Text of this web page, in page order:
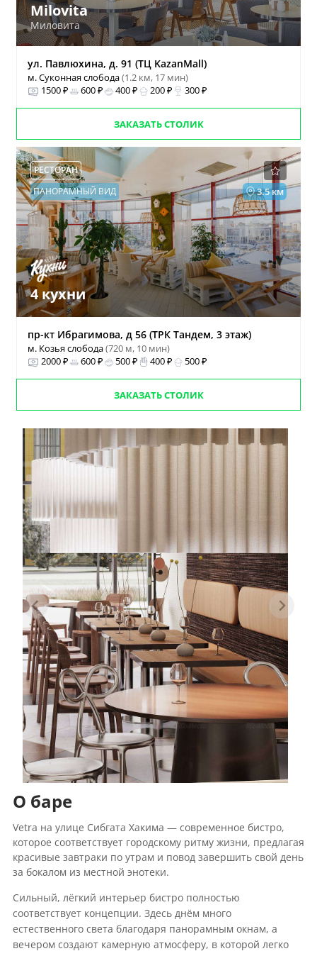
Milovita
Миловита
ул. Павлюхина, д. 91 (ТЦ KazanMall)
м. Суконная слобода(1.2 км, 17 мин)
1500 ₽
600 ₽ 400 ₽ 200 ₽ 300 ₽
ЗАКАЗАТЬ СТОЛИК
РЕСТОРАН
3.5 км
ПАНОРАМНЫЙ ВИД
4 кухни
пр-кт Ибрагимова, д 56 (ТРК Тандем, 3 этаж)
м. Козья слобода(720 м, 10 мин)
2000 ₽
600 ₽ 500 ₽ 400 ₽ 500 ₽
ЗАКАЗАТЬ СТОЛИК
О баре
Vetra на улице Сибгата Хакима — современное бистро,
которое соответствует городскому ритму жизни, предлагая
красивые завтраки по утрам и повод завершить свой день
за бокалом из местной энотеки.
Сильный, лёгкий интерьер бистро полностью
соответствует концепции. Здесь днём много
естественного света благодаря панорамным окнам, а
вечером создают камерную атмосферу, в которой легко